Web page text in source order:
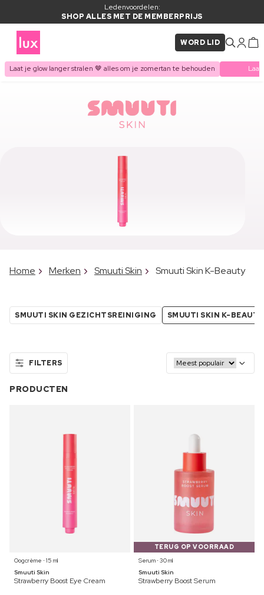
Ledenvoordelen:
SHOP ALLES MET DE MEMBERPRIJS
WORD LID
Laat je glow langer stralen 🤎 alles om je zomertan te behouden
Home Merken Smuuti Skin Smuuti Skin K-Beauty
SMUUTI SKIN GEZICHTSREINIGING SMUUTI SKIN K-BEAUTY
FILTERS
PRODUCTEN
Oogcrème ⋅ 15 ml
Smuuti Skin
Strawberry Boost Eye Cream
TERUG OP VOORRAAD
Serum ⋅ 30 ml
Smuuti Skin
Strawberry Boost Serum